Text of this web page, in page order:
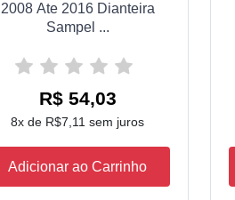
2008 Ate 2016 Dianteira
Sampel ...
R$ 54,03
8x de R$7,11 sem juros
Adicionar ao Carrinho